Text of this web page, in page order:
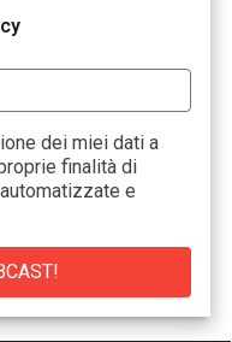
dei miei dati a
finalità di
e